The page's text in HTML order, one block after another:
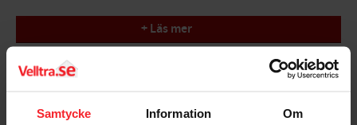
Samtycke Information Om
Specifikationer
Indhold: 2 faste og 2 fjederklemmer
+ Läs mer